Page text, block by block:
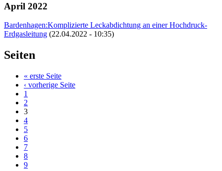
April 2022
Bardenhagen:Komplizierte Leckabdichtung an einer Hochdruck-
Erdgasleitung (22.04.2022 - 10:35)
Seiten
« erste Seite
‹ vorherige Seite
1
2
3
4
5
6
7
8
9